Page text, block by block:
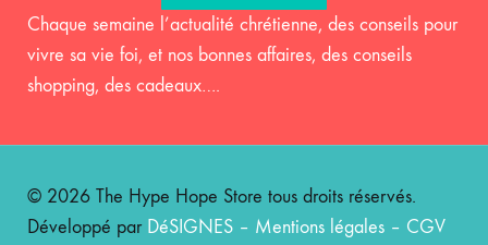
Chaque semaine l’actualité chrétienne, des conseils pour
vivre sa vie foi, et nos bonnes affaires, des conseils
shopping, des cadeaux….
© 2026 The Hype Hope Store tous droits réservés.
Développé par DéSIGNES – Mentions légales – CGV